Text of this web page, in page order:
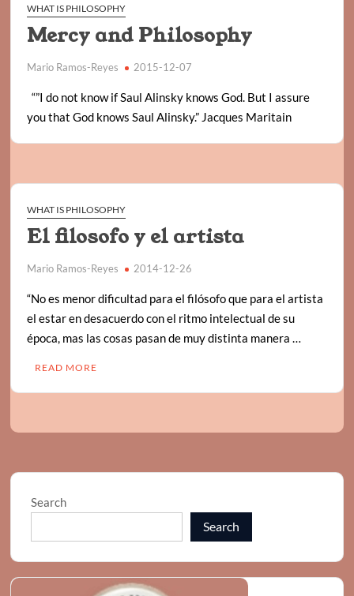
WHAT IS PHILOSOPHY
Mercy and Philosophy
Mario Ramos-Reyes 2015-12-07
“”I do not know if Saul Alinsky knows God. But I assure
you that God knows Saul Alinsky.” Jacques Maritain
WHAT IS PHILOSOPHY
El filosofo y el artista
Mario Ramos-Reyes 2014-12-26
“No es menor dificultad para el filósofo que para el artista
el estar en desacuerdo con el ritmo intelectual de su
época, mas las cosas pasan de muy distinta manera …
READ MORE
Search
Search